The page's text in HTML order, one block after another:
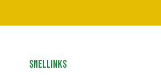
Snellinks